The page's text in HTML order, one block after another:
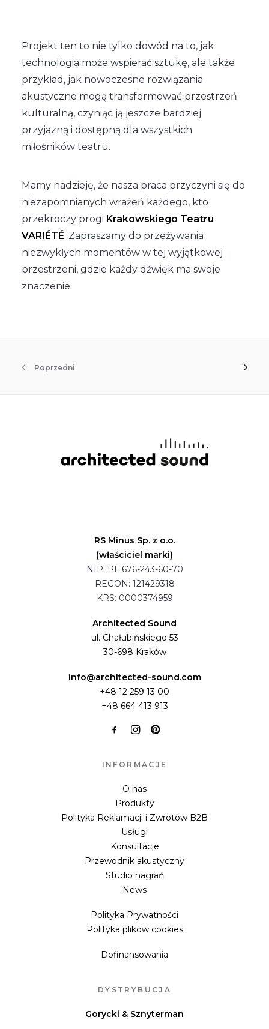
Projekt ten to nie tylko dowód na to, jak
technologia może wspierać sztukę, ale także
przykład, jak nowoczesne rozwiązania
akustyczne mogą transformować przestrzeń
kulturalną, czyniąc ją jeszcze bardziej
przyjazną i dostępną dla wszystkich
miłośników teatru.
Mamy nadzieję, że nasza praca przyczyni się do
niezapomnianych wrażeń każdego, kto
przekroczy progi Krakowskiego Teatru
VARIÉTÉ. Zapraszamy do przeżywania
niezwykłych momentów w tej wyjątkowej
przestrzeni, gdzie każdy dźwięk ma swoje
znaczenie.
Poprzedni
RS Minus Sp. z o.o.
(właściciel marki)
NIP: PL 676-243-60-70
REGON: 121429318
KRS: 0000374959
Architected Sound
ul. Chałubińskiego 53
30-698 Kraków
info@architected-sound.com
+48 12 259 13 00
+48 664 413 913
INFORMACJE
O nas
Produkty
Polityka Reklamacji i Zwrotów B2B
Usługi
Konsultacje
Przewodnik akustyczny
Studio nagrań
News
Polityka Prywatności
Polityka plików cookies
Dofinansowania
DYSTRYBUCJA
Gorycki & Sznyterman